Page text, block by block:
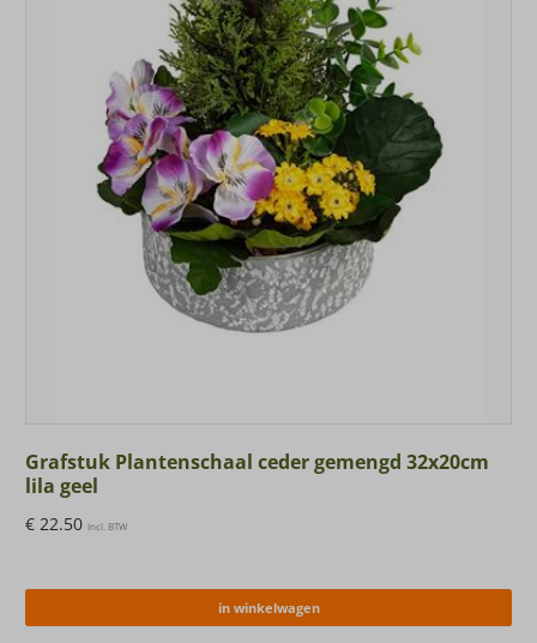
Grafstuk Plantenschaal ceder gemengd 32x20cm
lila geel
€ 22.50 Incl. BTW
in winkelwagen